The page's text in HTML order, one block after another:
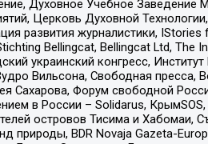
Духовное Учебное
Церковь Духовной
развития журналистики,
Bellingcat, Bellingcat Ltd,
украинский конгресс,
Вильсона, Свободная пресса,
Сахарова, Форум свободной
в России – Solidarus,
островов Тисима и Хабомаи,
природы, BDR Novaja Gazeta-